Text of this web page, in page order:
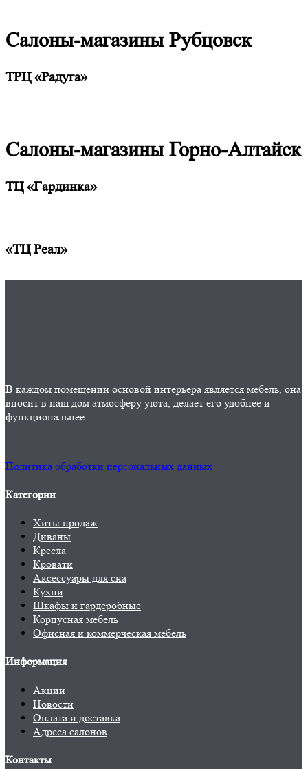
Салоны-магазины Рубцовск
ТРЦ «Радуга»
Салоны-магазины Горно-Алтайск
ТЦ «Гардинка»
«ТЦ Реал»
В каждом помещении основой интерьера является мебель, она
вносит в наш дом атмосферу уюта, делает его удобнее и
функциональнее.
Политика обработки персональных данных
Категории
Хиты продаж
Диваны
Кресла
Кровати
Аксессуары для сна
Кухни
Шкафы и гардеробные
Корпусная мебель
Офисная и коммерческая мебель
Информация
Акции
Новости
Оплата и доставка
Адреса салонов
Контакты